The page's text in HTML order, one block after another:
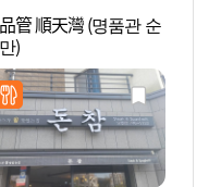
管 順天灣 (명품관 순
)